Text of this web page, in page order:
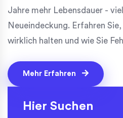
Jahre mehr Lebensdauer -
Neueindeckung. Erfahren
wirklich halten und wie Sie
Mehr Erfahren
Hier Suchen